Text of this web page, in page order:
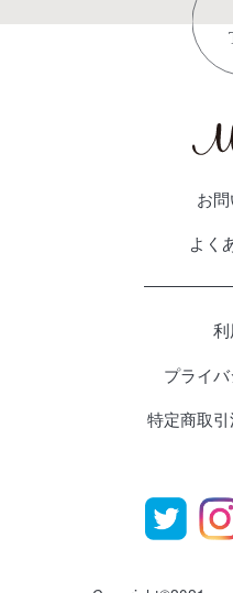
お
よく
プライ
特定商取